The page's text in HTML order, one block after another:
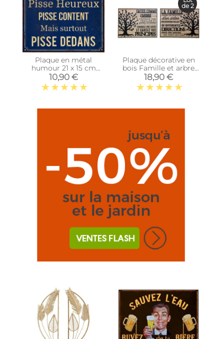
Plaque en métal
humour 21 x 15 cm
(Pisse heureux)
10,90 €
Plaque décorative en
bois Famille et arbre
de vie 30 x 40 cm (Lot
de 2)
18,90 €
de 2